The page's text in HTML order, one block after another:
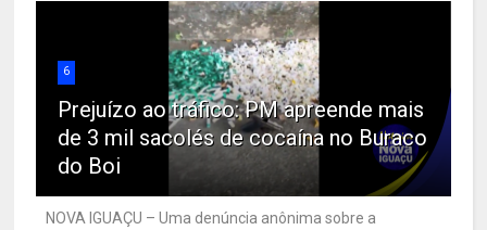
6
Prejuízo ao tráfico: PM apreende mais
de 3 mil sacolés de cocaína no Buraco
do Boi
NOVA IGUAÇU – Uma denúncia anônima sobre a